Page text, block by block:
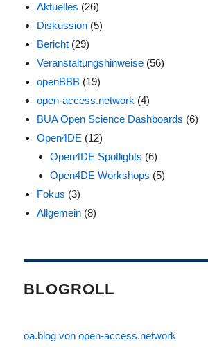
Aktuelles (26)
Diskussion (5)
Bericht (29)
Veranstaltungshinweise (56)
openBBB (19)
open-access.network (4)
BUA Open Science Dashboards (6)
Open4DE (12)
Open4DE Spotlights (6)
Open4DE Workshops (5)
Fokus (3)
Allgemein (8)
BLOGROLL
oa.blog von open-access.network